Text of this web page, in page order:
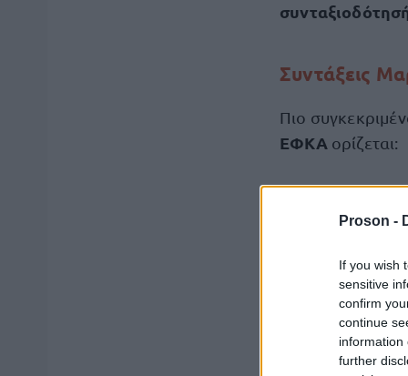
Proson -
If you wish
sensitive
confirm
continue
information
further
Συντάξεις
Πιο
ΕΦΚΑ ορίζεται:
μήνα.
Συγκεκριμένα:
ΙΚΑθα